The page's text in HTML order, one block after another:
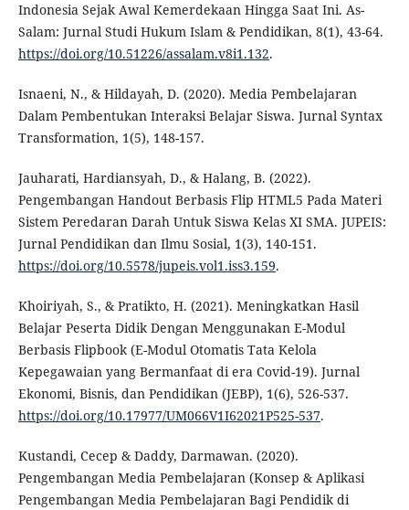
Indonesia Sejak Awal Kemerdekaan Hingga Saat Ini. As-
Salam: Jurnal Studi Hukum Islam & Pendidikan, 8(1), 43-64.
https://doi.org/10.51226/assalam.v8i1.132.
Isnaeni, N., & Hildayah, D. (2020). Media Pembelajaran
Dalam Pembentukan Interaksi Belajar Siswa. Jurnal Syntax
Transformation, 1(5), 148-157.
Jauharati, Hardiansyah, D., & Halang, B. (2022).
Pengembangan Handout Berbasis Flip HTML5 Pada Materi
Sistem Peredaran Darah Untuk Siswa Kelas XI SMA. JUPEIS:
Jurnal Pendidikan dan Ilmu Sosial, 1(3), 140-151.
https://doi.org/10.5578/jupeis.vol1.iss3.159.
Khoiriyah, S., & Pratikto, H. (2021). Meningkatkan Hasil
Belajar Peserta Didik Dengan Menggunakan E-Modul
Berbasis Flipbook (E-Modul Otomatis Tata Kelola
Kepegawaian yang Bermanfaat di era Covid-19). Jurnal
Ekonomi, Bisnis, dan Pendidikan (JEBP), 1(6), 526-537.
https://doi.org/10.17977/UM066V1I62021P525-537.
Kustandi, Cecep & Daddy, Darmawan. (2020).
Pengembangan Media Pembelajaran (Konsep & Aplikasi
Pengembangan Media Pembelajaran Bagi Pendidik di